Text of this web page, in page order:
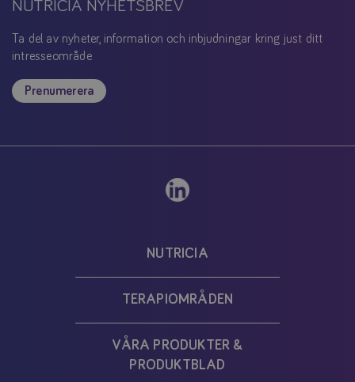
NUTRICIA NYHETSBREV
Ta del av nyheter, information och inbjudningar kring just ditt
intresseområde
Prenumerera
NUTRICIA
TERAPIOMRÅDEN
VÅRA PRODUKTER &
PRODUKTBLAD